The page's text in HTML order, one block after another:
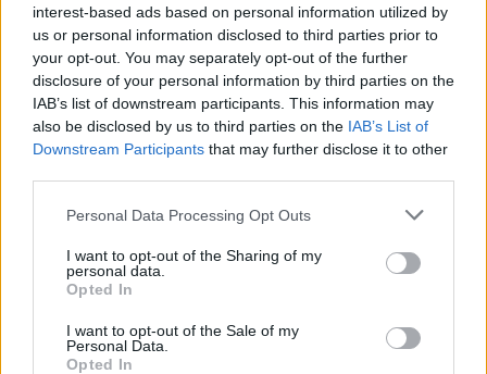
interest-based ads based on personal information utilized by
us or personal information disclosed to third parties prior to
your opt-out. You may separately opt-out of the further
disclosure of your personal information by third parties on the
IAB’s list of downstream participants. This information may
also be disclosed by us to third parties on the IAB’s List of
Downstream Participants that may further disclose it to other
Personal Data Processing Opt Outs
I want to opt-out of the Sharing of my
personal data.
Opted In
I want to opt-out of the Sale of my
Personal Data.
Opted In
6.8.2026 15:22 (ČTK)
Ředitel odboru vnitřních
služeb Matěj Mrlina, vedoucí
služebního úřadu Oldřich
Jarolím a tisková mluvčí Miriam
Loužecká končí na České
inspekci životního prostředí (ČIŽP) z vlastní iniciativy. Na dotaz ČTK
to napsal nový ředitel inspekce Pavel Straka (za Motoristy). O jejich
plánovaných odchodechinformovalyv pondělí Seznam Zprávy.
Veterináři v horku ošetřují více zvířat, ohrožení jsou psi
se zploštělým čumákem
Veterináři v současných
vedrech ošetřují více zvířat.